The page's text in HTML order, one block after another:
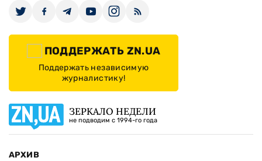
ПОДДЕРЖАТЬ ZN.UA
Поддержать независимую
журналистику!
ЗЕРКАЛО НЕДЕЛИ
не подводим с 1994-го года
АРХИВ